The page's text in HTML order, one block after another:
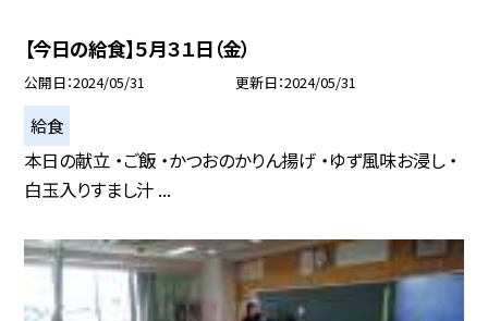
【今日の給食】５月３１日（金）
公開日 2024/05/31 更新日 2024/05/31
給食
本日の献立 ・ご飯 ・かつおのかりん揚げ ・ゆず風味お浸し ・
白玉入りすまし汁 ...